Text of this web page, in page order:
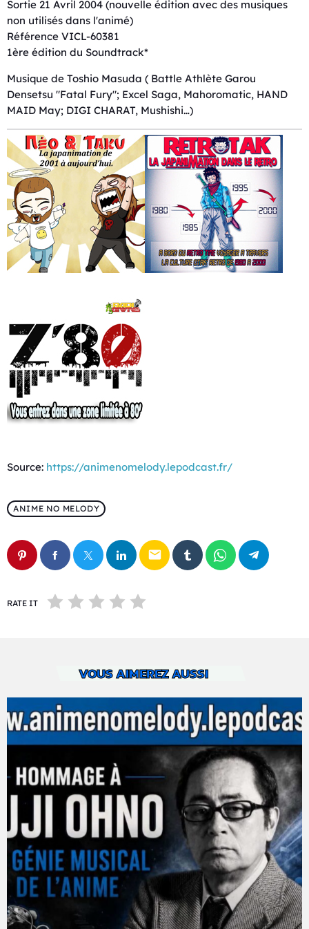
Sortie 21 Avril 2004 (nouvelle édition avec des musiques
non utilisés dans l'animé)
Référence VICL-60381
1ère édition du Soundtrack*
Musique de Toshio Masuda ( Battle Athlète Garou
Densetsu "Fatal Fury"; Excel Saga, Mahoromatic, HAND
MAID May; DIGI CHARAT, Mushishi…)
Source: https://animenomelody.lepodcast.fr/
ANIME NO MELODY
email
RATE IT
VOUS AIMEREZ AUSSI